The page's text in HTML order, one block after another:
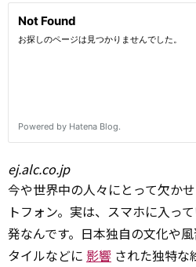
ej.alc.co.jp
今や世界中の人々にとって欠か
トフォン。実は、スマホに入っ
発なんです。日本独自の文化や
タイルなどに 影響 された独特な